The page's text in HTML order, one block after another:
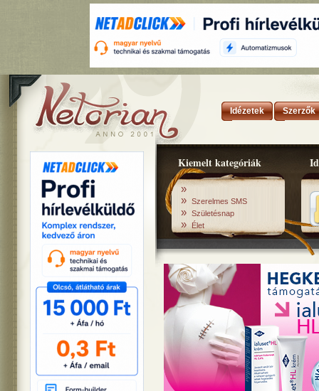
Idézetek Szerzők
Kiemelt kategóriák
»
» Szerelmes SMS
» Születésnap
» Élet